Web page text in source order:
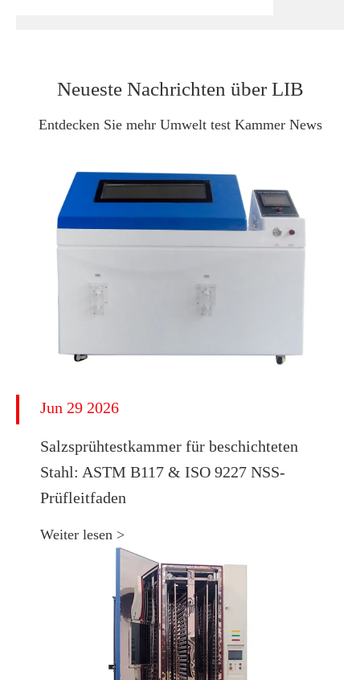
Neueste Nachrichten über LIB
Entdecken Sie mehr Umwelt test Kammer News
Jun 29 2026
​Salzsprühtestkammer für beschichteten
Stahl: ASTM B117 & ISO 9227 NSS-
Prüfleitfaden
Weiter lesen >